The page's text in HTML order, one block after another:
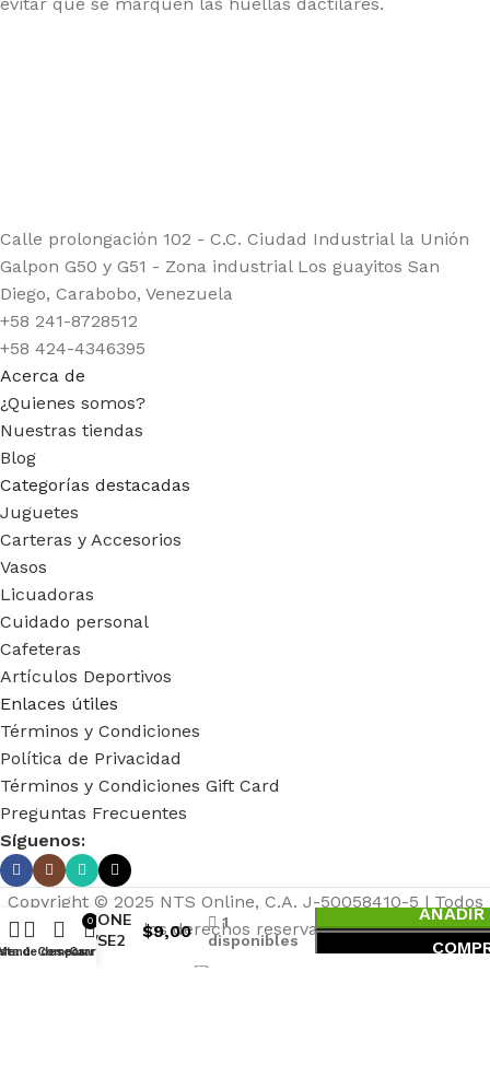
Calle prolongación 102 - C.C. Ciudad Industrial la Unión
Galpon G50 y G51 - Zona industrial Los guayitos San
Diego, Carabobo, Venezuela
+58 241-8728512
+58 424-4346395
Acerca de
¿Quienes somos?
Nuestras tiendas
Blog
Categorías destacadas
Juguetes
Carteras y Accesorios
Vasos
Licuadoras
Cuidado personal
Cafeteras
Artículos Deportivos
Enlaces útiles
Términos y Condiciones
Política de Privacidad
Términos y Condiciones Gift Card
Preguntas Frecuentes
Síguenos:
Copyright © 2025 NTS Online, C.A. J-50058410-5 | Todos
los derechos reservados
FORRO
IPHONE
7/8/SE2
ROSADO
$9,00
1
disponibles
AÑADIR
de deseos
Comparar
0
Carrito